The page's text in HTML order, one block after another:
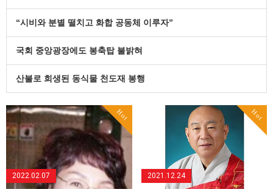
“시비와 분별 떨치고 화합 공동체 이루자”
국회 중앙광장에도 봉축탑 불밝혀
산불로 희생된 동식물 천도재 봉행
Hot
2022.02.07
Hot
2021.12.24